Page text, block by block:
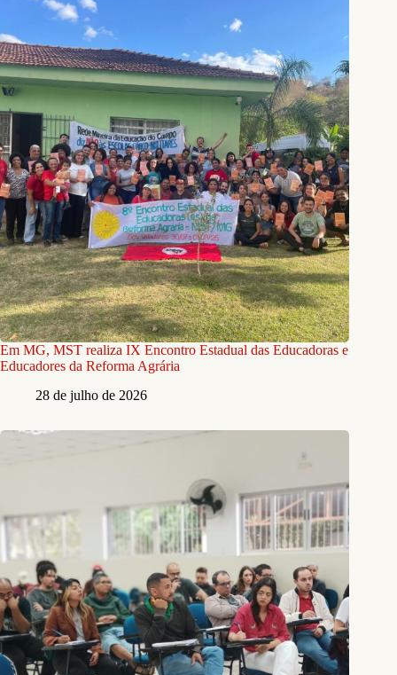
Em MG, MST realiza IX Encontro Estadual das Educadoras e
Educadores da Reforma Agrária
28 de julho de 2026